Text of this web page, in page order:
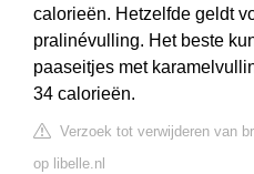
calorieën. Hetzelfde geldt
pralinévulling. Het beste
paaseitjes met
34 calorieën.
Verzoek tot verwijderen van
op libelle.nl